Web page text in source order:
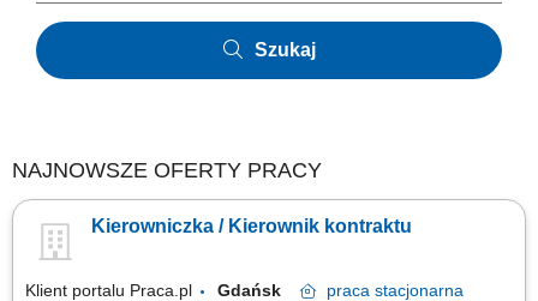
Szukaj
NAJNOWSZE OFERTY PRACY
Kierowniczka / Kierownik kontraktu
Klient portalu Praca.pl Gdańsk praca stacjonarna